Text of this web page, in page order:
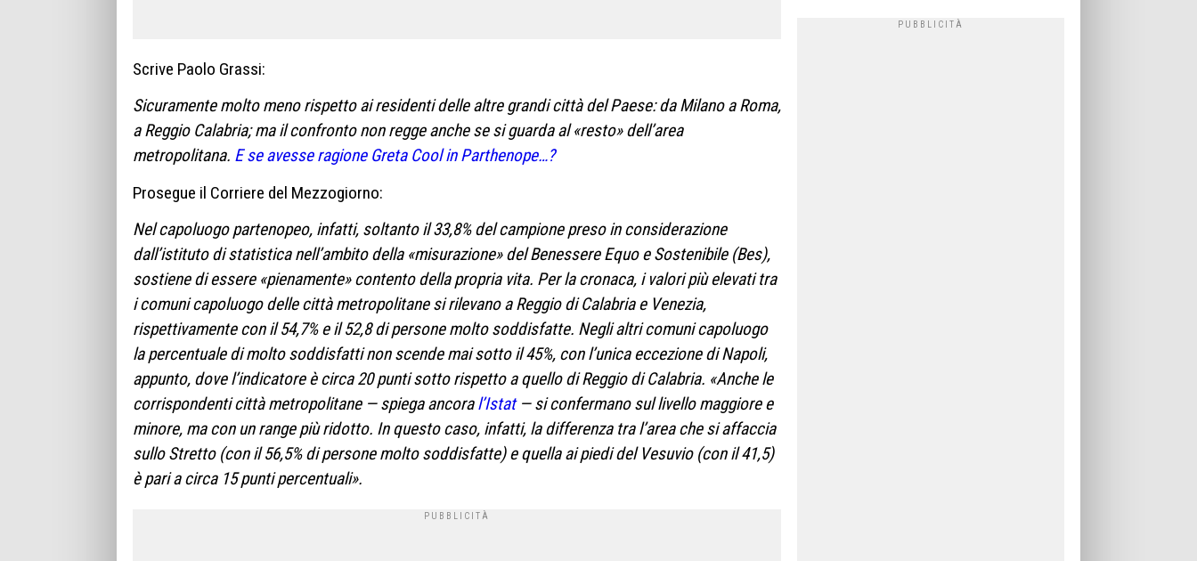
Scrive Paolo Grassi:
Sicuramente molto meno rispetto ai residenti delle altre grandi città del Paese: da Milano a Roma,
a Reggio Calabria; ma il confronto non regge anche se si guarda al «resto» dell’area
metropolitana. E se avesse ragione Greta Cool in Parthenope…?
Prosegue il Corriere del Mezzogiorno:
Nel capoluogo partenopeo, infatti, soltanto il 33,8% del campione preso in considerazione
dall’istituto di statistica nell’ambito della «misurazione» del Benessere Equo e Sostenibile (Bes),
sostiene di essere «pienamente» contento della propria vita. Per la cronaca, i valori più elevati tra
i comuni capoluogo delle città metropolitane si rilevano a Reggio di Calabria e Venezia,
rispettivamente con il 54,7% e il 52,8 di persone molto soddisfatte. Negli altri comuni capoluogo
la percentuale di molto soddisfatti non scende mai sotto il 45%, con l’unica eccezione di Napoli,
appunto, dove l’indicatore è circa 20 punti sotto rispetto a quello di Reggio di Calabria. «Anche le
corrispondenti città metropolitane — spiega ancoral’Istat— si confermano sul livello maggiore e
minore, ma con un range più ridotto. In questo caso, infatti, la differenza tra l’area che si affaccia
sullo Stretto (con il 56,5% di persone molto soddisfatte) e quella ai piedi del Vesuvio (con il 41,5)
è pari a circa 15 punti percentuali».